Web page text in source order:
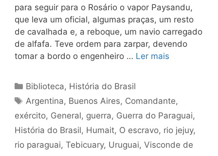
para seguir para o Rosário o vapor Paysandu,
que leva um oficial, algumas praças, um resto
de cavalhada e, a reboque, um navio carregado
de alfafa. Teve ordem para zarpar, devendo
tomar a bordo o engenheiro … Ler mais
Categorias
Biblioteca, História do Brasil
Tags
Argentina, Buenos Aires, Comandante,
exército, General, guerra, Guerra do Paraguai,
História do Brasil, Humait, O escravo, rio jejuy,
rio paraguai, Tebicuary, Uruguai, Visconde de